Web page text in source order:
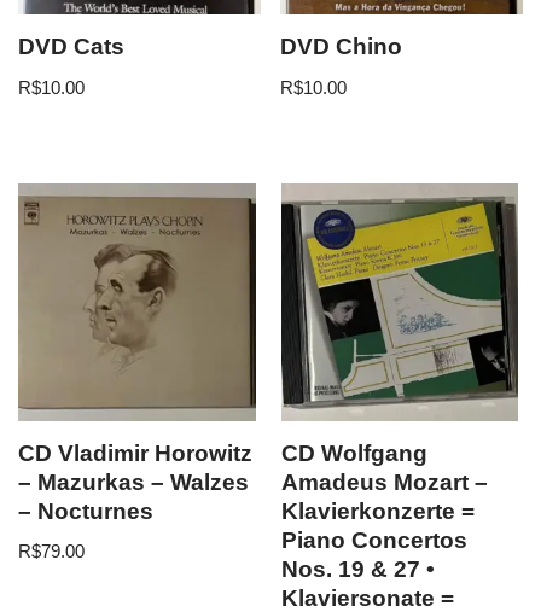
DVD Cats
R$10.00
DVD Chino
R$10.00
CD Vladimir Horowitz
– Mazurkas – Walzes
– Nocturnes
R$79.00
CD Wolfgang
Amadeus Mozart –
Klavierkonzerte =
Piano Concertos
Nos. 19 & 27 •
Klaviersonate =